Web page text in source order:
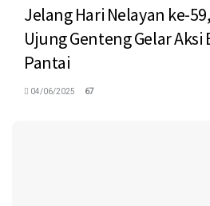
Jelang Hari Nelayan ke-
Ujung Genteng Gelar Aksi
Pantai
04/06/2025 67